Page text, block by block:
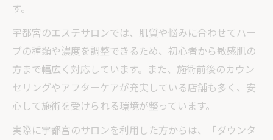
す。
宇都宮のエステサロンでは、肌質や悩みに合わせてハー
ブの種類や濃度を調整できるため、初心者から敏感肌の
方まで幅広く対応しています。また、施術前後のカウン
セリングやアフターケアが充実している店舗も多く、安
心して施術を受けられる環境が整っています。
実際に宇都宮のサロンを利用した方からは、「ダウンタ